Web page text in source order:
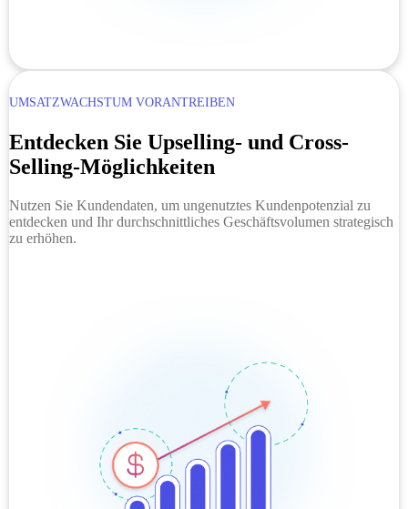
UMSATZWACHSTUM VORANTREIBEN
Entdecken Sie Upselling- und Cross-
Selling-Möglichkeiten
Nutzen Sie Kundendaten, um ungenutztes Kundenpotenzial zu
entdecken und Ihr durchschnittliches Geschäftsvolumen strategisch
zu erhöhen.